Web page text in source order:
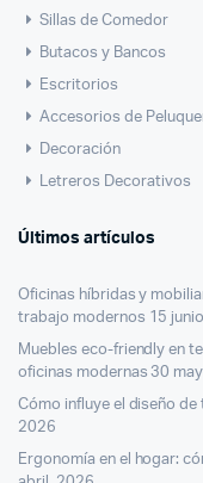
Sillas de Comedor
Butacos y Bancos
Escritorios
Accesorios de
Decoración
Letreros Decorativos
Últimos artículos
Oficinas híbridas y
trabajo modernos 15
Muebles eco-friendly en
oficinas modernas 30
Cómo influye el diseño
2026
Ergonomía en el hogar: